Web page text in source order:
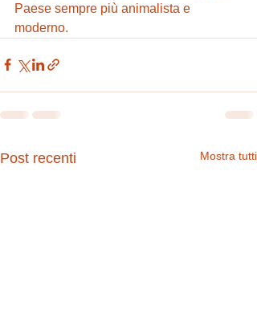
Paese sempre più animalista e
moderno.
Post recenti Mostra tutti